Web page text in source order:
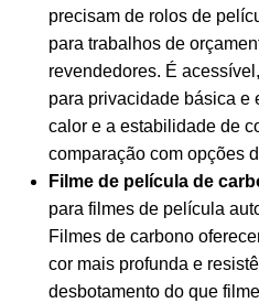
precisam de rolos de
para trabalhos de
revendedores. É
para privacidade básica e
calor e a estabilidade de
comparação com opções
Filme de película de
para filmes de película
Filmes de carbono
cor mais profunda e
desbotamento do que